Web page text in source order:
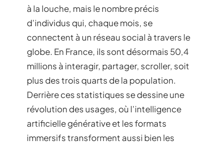
à la louche, mais le nombre précis
d’individus qui, chaque mois, se
connectent à un réseau social à travers le
globe. En France, ils sont désormais 50,4
millions à interagir, partager, scroller, soit
plus des trois quarts de la population.
Derrière ces statistiques se dessine une
révolution des usages, où l’intelligence
artificielle générative et les formats
immersifs transforment aussi bien les